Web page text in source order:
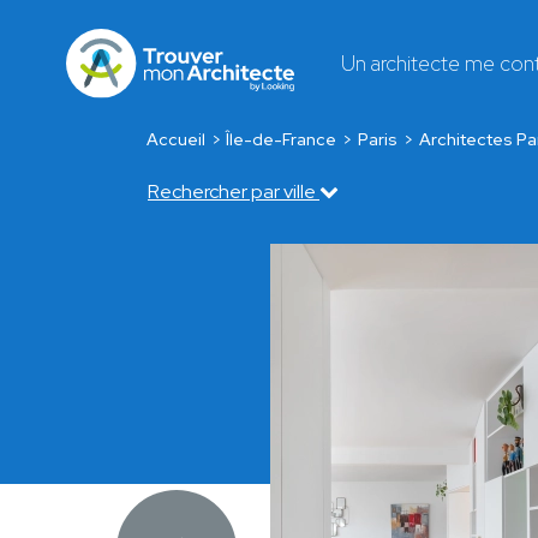
Un architecte me
Accueil Île-de-France Paris Architectes
Rechercher par ville